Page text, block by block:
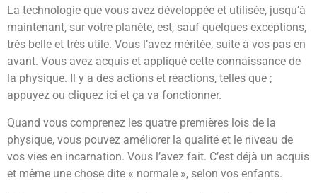
La technologie que vous avez développée et utilisée, jusqu’à
maintenant, sur votre planète, est, sauf quelques exceptions,
très belle et très utile. Vous l’avez méritée, suite à vos pas en
avant. Vous avez acquis et appliqué cette connaissance de
la physique. Il y a des actions et réactions, telles que ;
appuyez ou cliquez ici et ça va fonctionner.
Quand vous comprenez les quatre premières lois de la
physique, vous pouvez améliorer la qualité et le niveau de
vos vies en incarnation. Vous l’avez fait. C’est déjà un acquis
et même une chose dite « normale », selon vos enfants.